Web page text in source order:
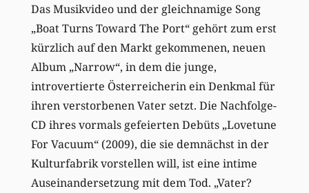
Das Musikvideo und der gleichnamige Song
„Boat Turns Toward The Port“ gehört zum erst
kürzlich auf den Markt gekommenen, neuen
Album „Narrow“, in dem die junge,
introvertierte Österreicherin ein Denkmal für
ihren verstorbenen Vater setzt. Die Nachfolge-
CD ihres vormals gefeierten Debüts „Lovetune
For Vacuum“ (2009), die sie demnächst in der
Kulturfabrik vorstellen will, ist eine intime
Auseinandersetzung mit dem Tod. „Vater?